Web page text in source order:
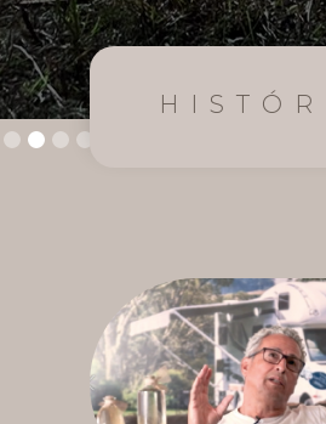
Slide 2 of 4.